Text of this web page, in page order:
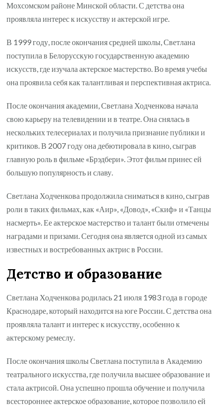
Мохсомском районе Минской области. С детства она
проявляла интерес к искусству и актерской игре.
В 1999 году, после окончания средней школы, Светлана
поступила в Белорусскую государственную академию
искусств, где изучала актерское мастерство. Во время учебы
она проявила себя как талантливая и перспективная актриса.
После окончания академии, Светлана Ходченкова начала
свою карьеру на телевидении и в театре. Она снялась в
нескольких телесериалах и получила признание публики и
критиков. В 2007 году она дебютировала в кино, сыграв
главную роль в фильме «Брэдбери». Этот фильм принес ей
большую популярность и славу.
Светлана Ходченкова продолжила сниматься в кино, сыграв
роли в таких фильмах, как «Аир», «Довод», «Скиф» и «Танцы
насмерть». Ее актерское мастерство и талант были отмечены
наградами и призами. Сегодня она является одной из самых
известных и востребованных актрис в России.
Детство и образование
Светлана Ходченкова родилась 21 июля 1983 года в городе
Краснодаре, который находится на юге России. С детства она
проявляла талант и интерес к искусству, особенно к
актерскому ремеслу.
После окончания школы Светлана поступила в Академию
театрального искусства, где получила высшее образование и
стала актрисой. Она успешно прошла обучение и получила
всестороннее актерское образование, которое позволило ей